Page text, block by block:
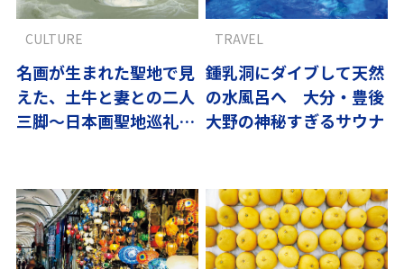
名画が生まれた聖地で見
えた、土牛と妻との二人
三脚〜日本画聖地巡礼4
CULTURE
鍾乳洞にダイブして天然
の水風呂へ 大分・豊後
大野の神秘すぎるサウナ
TRAVEL